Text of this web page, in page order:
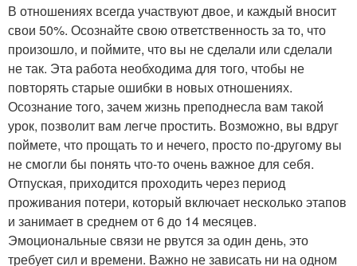
В отношениях всегда участвуют двое, и каждый вносит
свои 50%. Осознайте свою ответственность за то, что
произошло, и поймите, что вы не сделали или сделали
не так. Эта работа необходима для того, чтобы не
повторять старые ошибки в новых отношениях.
Осознание того, зачем жизнь преподнесла вам такой
урок, позволит вам легче простить. Возможно, вы вдруг
поймете, что прощать то и нечего, просто по-другому вы
не смогли бы понять что-то очень важное для себя.
Отпуская, приходится проходить через период
проживания потери, который включает несколько этапов
и занимает в среднем от 6 до 14 месяцев.
Эмоциональные связи не рвутся за один день, это
требует сил и времени. Важно не зависать ни на одном